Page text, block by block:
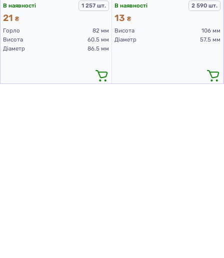
В наявності
1 257 шт.
21 ₴
Горло
82 мм
Висота
60.5 мм
Діаметр
86.5 мм
В наявності
2 590 шт.
13 ₴
Висота
106 мм
Діаметр
57.5 мм